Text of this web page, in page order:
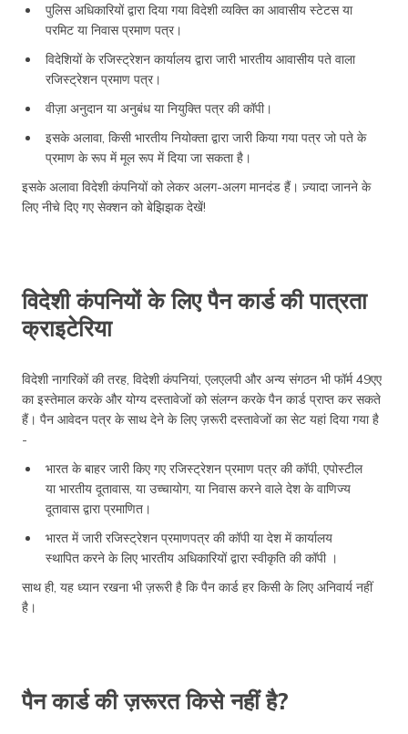
पुलिस अधिकारियों द्वारा दिया गया विदेशी व्यक्ति का आवासीय स्टेटस या
परमिट या निवास प्रमाण पत्र।
विदेशियों के रजिस्ट्रेशन कार्यालय द्वारा जारी भारतीय आवासीय पते वाला
रजिस्ट्रेशन प्रमाण पत्र।
वीज़ा अनुदान या अनुबंध या नियुक्ति पत्र की कॉपी।
इसके अलावा, किसी भारतीय नियोक्ता द्वारा जारी किया गया पत्र जो पते के
प्रमाण के रूप में मूल रूप में दिया जा सकता है।
इसके अलावा विदेशी कंपनियों को लेकर अलग-अलग मानदंड हैं। ज़्यादा जानने के
लिए नीचे दिए गए सेक्शन को बेझिझक देखें!
विदेशी कंपनियों के लिए पैन कार्ड की पात्रता
क्राइटेरिया
विदेशी नागरिकों की तरह, विदेशी कंपनियां, एलएलपी और अन्य संगठन भी फॉर्म 49एए
का इस्तेमाल करके और योग्य दस्तावेजों को संलग्न करके पैन कार्ड प्राप्त कर सकते
हैं। पैन आवेदन पत्र के साथ देने के लिए ज़रूरी दस्तावेजों का सेट यहां दिया गया है
-
भारत के बाहर जारी किए गए रजिस्ट्रेशन प्रमाण पत्र की कॉपी, एपोस्टील
या भारतीय दूतावास, या उच्चायोग, या निवास करने वाले देश के वाणिज्य
दूतावास द्वारा प्रमाणित।
भारत में जारी रजिस्ट्रेशन प्रमाणपत्र की कॉपी या देश में कार्यालय
स्थापित करने के लिए भारतीय अधिकारियों द्वारा स्वीकृति की कॉपी ।
साथ ही, यह ध्यान रखना भी ज़रूरी है कि पैन कार्ड हर किसी के लिए अनिवार्य नहीं
है।
पैन कार्ड की ज़रूरत किसे नहीं है?